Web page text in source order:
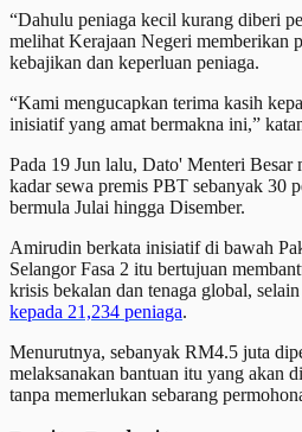
“Dahulu peniaga kecil kurang diberi
melihat Kerajaan Negeri memberikan
kebajikan dan keperluan peniaga.
“Kami mengucapkan terima kasih
inisiatif yang amat bermakna ini,”
Pada 19 Jun lalu, Dato' Menteri Besar
kadar sewa premis PBT sebanyak 30
bermula Julai hingga Disember.
Amirudin berkata inisiatif di bawah
Selangor Fasa 2 itu bertujuan
krisis bekalan dan tenaga global,
kepada 21,234 peniaga.
Menurutnya, sebanyak RM4.5 juta
melaksanakan bantuan itu yang akan
tanpa memerlukan sebarang